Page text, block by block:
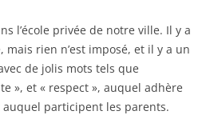
l’école privée de notre ville. Il y a
rien n’est imposé, et il y a un
de jolis mots tels que
», et « respect », auquel adhère
auquel participent les parents.